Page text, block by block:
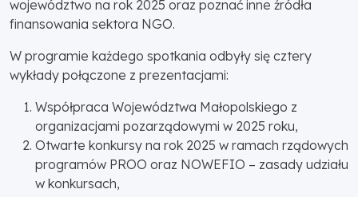
województwo na rok 2025 oraz poznać inne źródła
finansowania sektora NGO.
W programie każdego spotkania odbyły się cztery
wykłady połączone z prezentacjami:
Współpraca Województwa Małopolskiego z
organizacjami pozarządowymi w 2025 roku,
Otwarte konkursy na rok 2025 w ramach rządowych
programów PROO oraz NOWEFIO – zasady udziału
w konkursach,